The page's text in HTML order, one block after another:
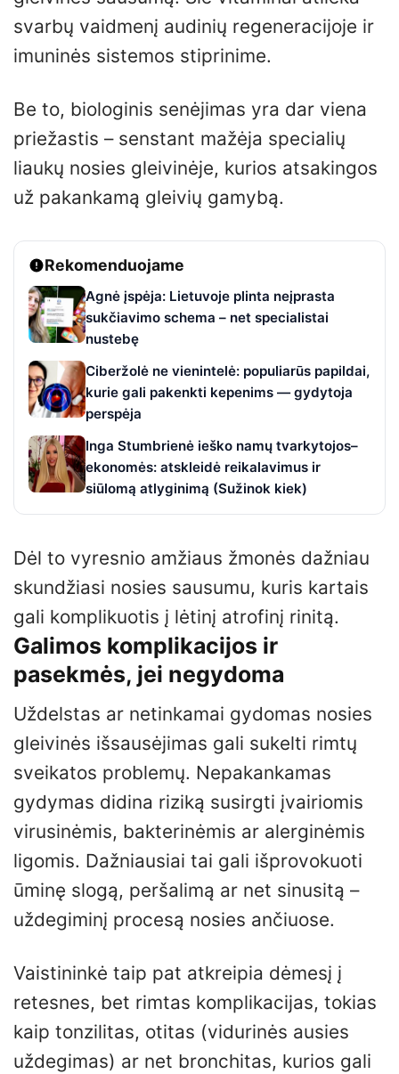
svarbų vaidmenį audinių regeneracijoje ir
imuninės sistemos stiprinime.
Be to, biologinis senėjimas yra dar viena
priežastis – senstant mažėja specialių
liaukų nosies gleivinėje, kurios atsakingos
už pakankamą gleivių gamybą.
Rekomenduojame
Agnė įspėja: Lietuvoje plinta neįprasta
sukčiavimo schema – net specialistai
nustebę
Ciberžolė ne vienintelė: populiarūs papildai,
kurie gali pakenkti kepenims — gydytoja
perspėja
Inga Stumbrienė ieško namų tvarkytojos–
ekonomės: atskleidė reikalavimus ir
siūlomą atlyginimą (Sužinok kiek)
Dėl to vyresnio amžiaus žmonės dažniau
skundžiasi nosies sausumu, kuris kartais
gali komplikuotis į lėtinį atrofinį rinitą.
Galimos komplikacijos ir
pasekmės, jei negydoma
Uždelstas ar netinkamai gydomas nosies
gleivinės išsausėjimas gali sukelti rimtų
sveikatos problemų. Nepakankamas
gydymas didina riziką susirgti įvairiomis
virusinėmis, bakterinėmis ar alerginėmis
ligomis. Dažniausiai tai gali išprovokuoti
ūminę slogą, peršalimą ar net sinusitą –
uždegiminį procesą nosies ančiuose.
Vaistininkė taip pat atkreipia dėmesį į
retesnes, bet rimtas komplikacijas, tokias
kaip tonzilitas, otitas (vidurinės ausies
uždegimas) ar net bronchitas, kurios gali